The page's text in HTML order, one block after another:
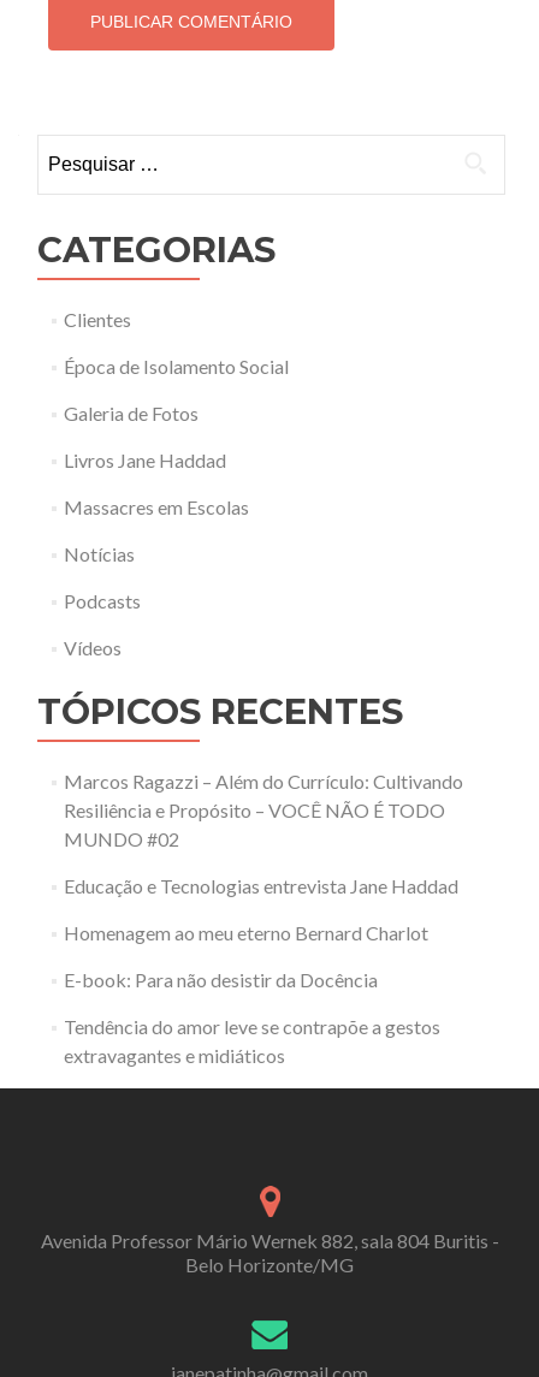
CATEGORIAS
Clientes
Época de Isolamento Social
Galeria de Fotos
Livros Jane Haddad
Massacres em Escolas
Notícias
Podcasts
Vídeos
TÓPICOS RECENTES
Marcos Ragazzi – Além do Currículo: Cultivando
Resiliência e Propósito – VOCÊ NÃO É TODO
MUNDO #02
Educação e Tecnologias entrevista Jane Haddad
Homenagem ao meu eterno Bernard Charlot
E-book: Para não desistir da Docência
Tendência do amor leve se contrapõe a gestos
extravagantes e midiáticos
Avenida Professor Mário Wernek 882, sala 804 Buritis -
Belo Horizonte/MG